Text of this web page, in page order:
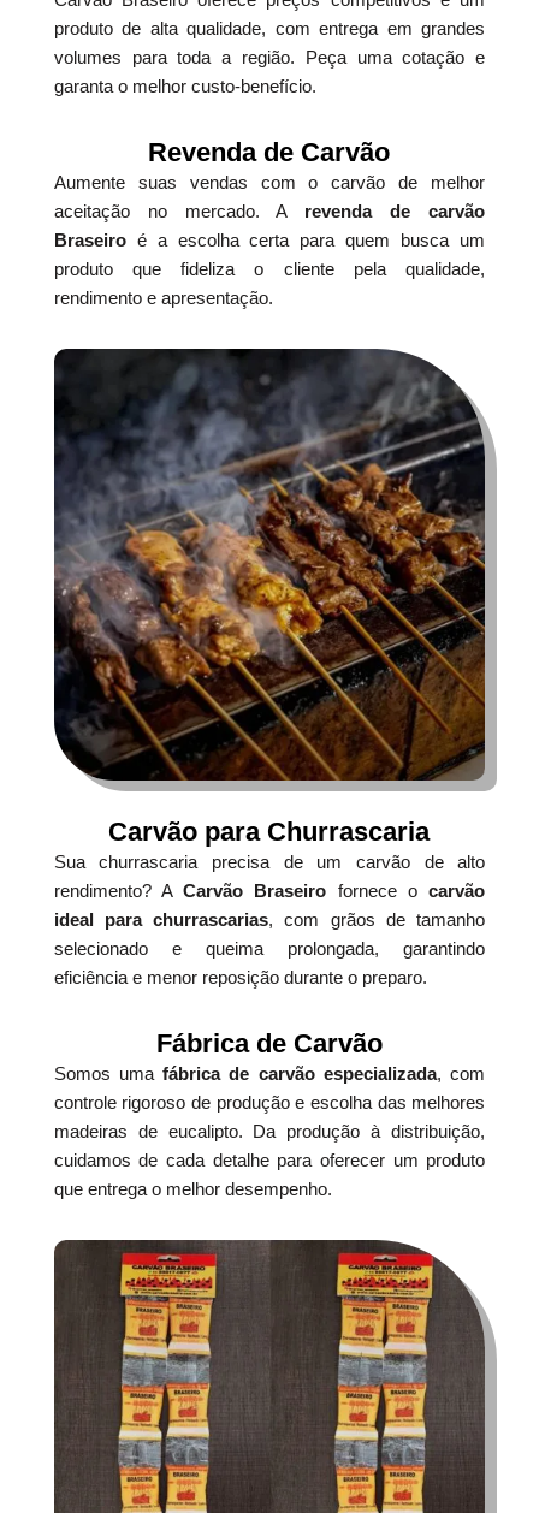
produto de alta qualidade, com entrega em grandes
volumes para toda a região. Peça uma cotação e
garanta o melhor custo-benefício.
Revenda de Carvão
Aumente suas vendas com o carvão de melhor
aceitação no mercado. A revenda de carvão
Braseiroé a escolha certa para quem busca um
produto que fideliza o cliente pela qualidade,
rendimento e apresentação.
Carvão para Churrascaria
Sua churrascaria precisa de um carvão de alto
rendimento? ACarvão Braseiro fornece ocarvão
ideal para churrascarias, com grãos de tamanho
selecionado e queima prolongada, garantindo
eficiência e menor reposição durante o preparo.
Fábrica de Carvão
Somos umafábrica de carvão especializada, com
controle rigoroso de produção e escolha das melhores
madeiras de eucalipto. Da produção à distribuição,
cuidamos de cada detalhe para oferecer um produto
que entrega o melhor desempenho.